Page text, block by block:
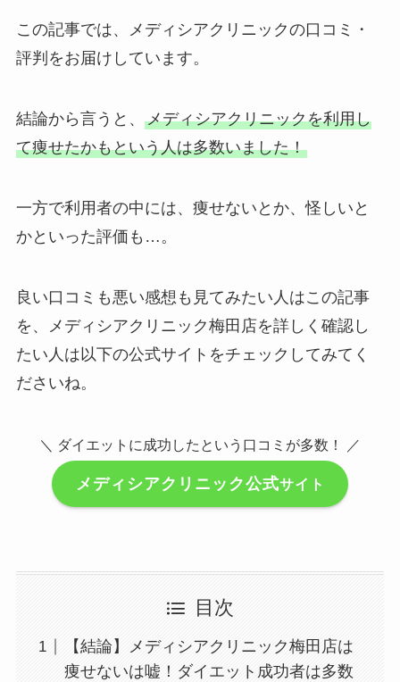
この記事では、メディシアクリニックの口コミ・
評判をお届けしています。
結論から言うと、 メディシアクリニックを利用し
て痩せたかもという人は多数いました！
一方で利用者の中には、痩せないとか、怪しいと
かといった評価も…。
良い口コミも悪い感想も見てみたい人はこの記事
を、メディシアクリニック梅田店を詳しく確認し
たい人は以下の公式サイトをチェックしてみてく
ださいね。
＼ ダイエットに成功したという口コミが多数！ ／
メディシアクリニック公式サイト
目次
【結論】メディシアクリニック梅田店は
痩せないは嘘！ダイエット成功者は多数